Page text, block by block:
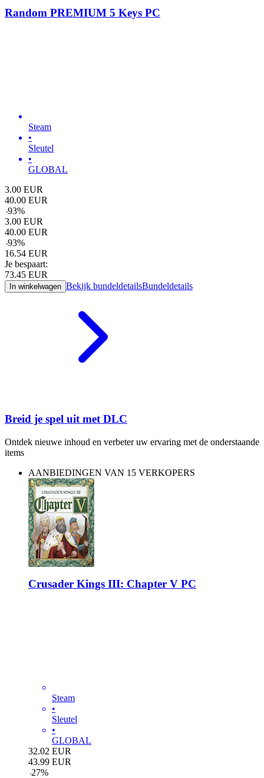
Random PREMIUM 5 Keys PC
Steam
•
Sleutel
•
GLOBAL
3.00 EUR
40.00 EUR
-93%
3.00 EUR
40.00 EUR
-93%
16.54 EUR
Je bespaart:
73.45 EUR
In winkelwagen Bekijk bundeldetailsBundeldetails
Breid je spel uit met DLC
Ontdek nieuwe inhoud en verbeter uw ervaring met de onderstaande
items
AANBIEDINGEN VAN 15 VERKOPERS
Crusader Kings III: Chapter V PC
Steam
•
Sleutel
•
GLOBAL
32.02 EUR
43.99 EUR
-27%